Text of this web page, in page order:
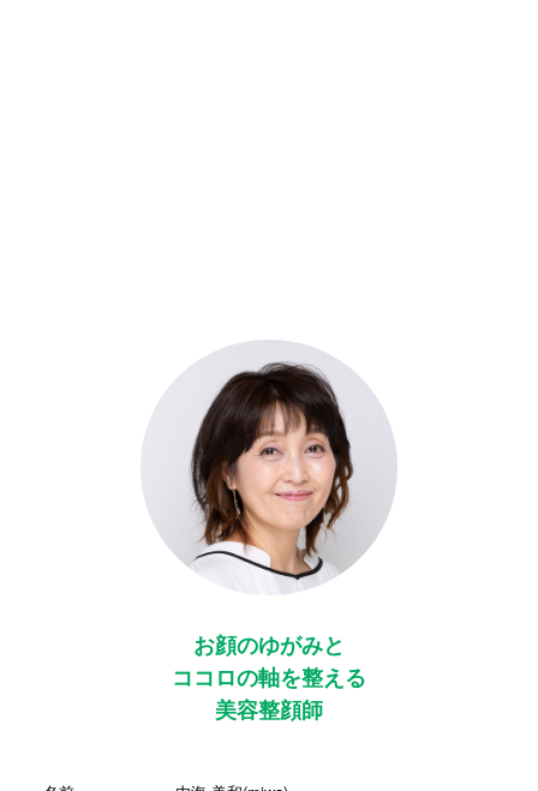
お顔のゆがみと
ココロの軸を整える
美容整顔師